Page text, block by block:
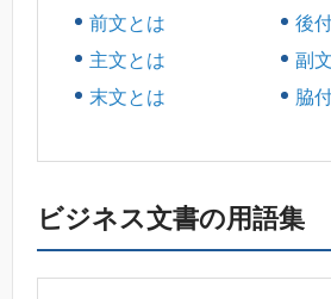
前文とは
主文とは
末文とは
後
副
脇
ビジネス文書の用語集